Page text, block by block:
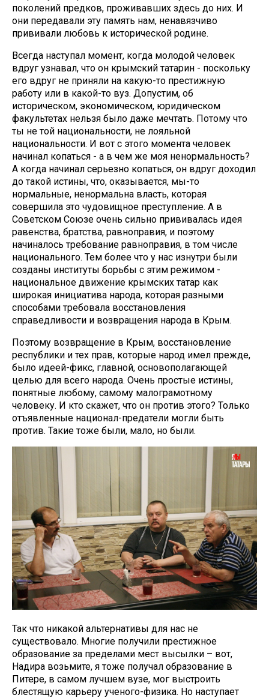
поколений предков, проживавших здесь до них. И
они передавали эту память нам, ненавязчиво
прививали любовь к исторической родине.
Всегда наступал момент, когда молодой человек
вдруг узнавал, что он крымский татарин - поскольку
его вдруг не приняли на какую-то престижную
работу или в какой-то вуз. Допустим, об
историческом, экономическом, юридическом
факультетах нельзя было даже мечтать. Потому что
ты не той национальности, не лояльной
национальности. И вот с этого момента человек
начинал копаться - а в чем же моя ненормальность?
А когда начинал серьезно копаться, он вдруг доходил
до такой истины, что, оказывается, мы-то
нормальные, ненормальна власть, которая
совершила это чудовищное преступление. А в
Советском Союзе очень сильно прививалась идея
равенства, братства, равноправия, и поэтому
начиналось требование равноправия, в том числе
национального. Тем более что у нас изнутри были
созданы институты борьбы с этим режимом -
национальное движение крымских татар как
широкая инициатива народа, которая разными
способами требовала восстановления
справедливости и возвращения народа в Крым.
Поэтому возвращение в Крым, восстановление
республики и тех прав, которые народ имел прежде,
было идеей-фикс, главной, основополагающей
целью для всего народа. Очень простые истины,
понятные любому, самому малограмотному
человеку. И кто скажет, что он против этого? Только
отъявленные национал-предатели могли быть
против. Такие тоже были, мало, но были.
Так что никакой альтернативы для нас не
существовало. Многие получили престижное
образование за пределами мест высылки – вот,
Надира возьмите, я тоже получал образование в
Питере, в самом лучшем вузе, мог выстроить
блестящую карьеру ученого-физика. Но наступает